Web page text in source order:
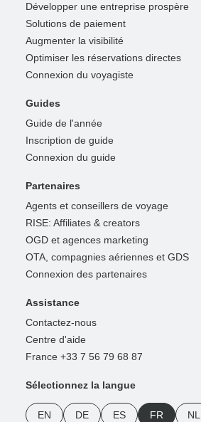
Développer une entreprise prospère
Solutions de paiement
Augmenter la visibilité
Optimiser les réservations directes
Connexion du voyagiste
Guides
Guide de l'année
Inscription de guide
Connexion du guide
Partenaires
Agents et conseillers de voyage
RISE: Affiliates & creators
OGD et agences marketing
OTA, compagnies aériennes et GDS
Connexion des partenaires
Assistance
Contactez-nous
Centre d'aide
France +33 7 56 79 68 87
Sélectionnez la langue
EN DE ES FR NL